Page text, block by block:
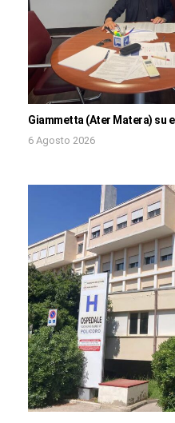
Giammetta (Ater Matera) su
6 Agosto 2026